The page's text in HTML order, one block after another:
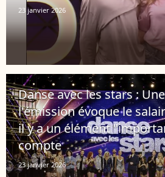
23 janvier 2026
Danse avec les stars :
l'émission évoque le
il y a un élément
compte
23 janvier 2026